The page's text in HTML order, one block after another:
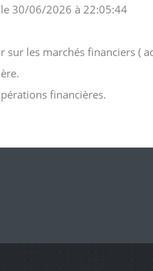
le 30/06/2026 à 22:05:44
sur les marchés financiers (
financières.